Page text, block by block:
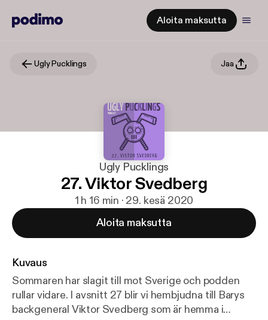
Aloita maksutta
Ugly Pucklings Jaa
Ugly Pucklings
27. Viktor Svedberg
1 h 16 min · 29. kesä 2020
Aloita maksutta
Kuvaus
Sommaren har slagit till mot Sverige och podden
rullar vidare. I avsnitt 27 blir vi hembjudna till Barys
backgeneral Viktor Svedberg som är hemma i